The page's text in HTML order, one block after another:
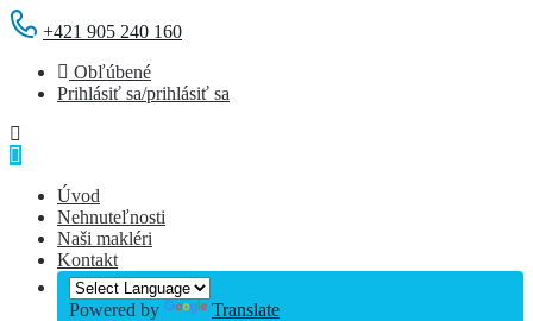
+421 905 240 160
Obľúbené
Prihlásiť sa/prihlásiť sa
Úvod
Nehnuteľnosti
Naši makléri
Kontakt
Powered by Translate